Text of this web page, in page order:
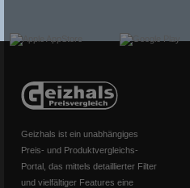
Geizhals ist ein unabhängiges
Preis- und Produktvergleichs-
Portal, das mittels detaillierter Filter
und vielfältiger Features eine